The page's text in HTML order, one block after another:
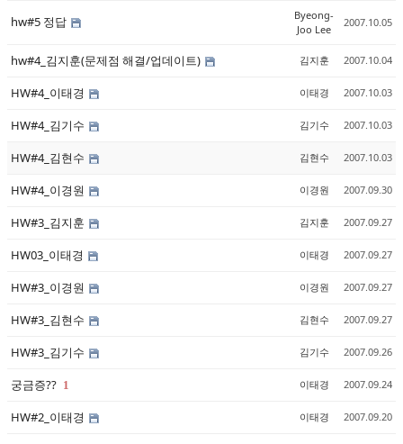
hw#5 정답
Byeong-
Joo Lee
2007.10.05
hw#4_김지훈(문제점 해결/업데이트) 김지훈 2007.10.04
HW#4_이태경 이태경 2007.10.03
HW#4_김기수 김기수 2007.10.03
HW#4_김현수 김현수 2007.10.03
HW#4_이경원 이경원 2007.09.30
HW#3_김지훈 김지훈 2007.09.27
HW03_이태경 이태경 2007.09.27
HW#3_이경원 이경원 2007.09.27
HW#3_김현수 김현수 2007.09.27
HW#3_김기수 김기수 2007.09.26
궁금증?? 1 이태경 2007.09.24
HW#2_이태경 이태경 2007.09.20